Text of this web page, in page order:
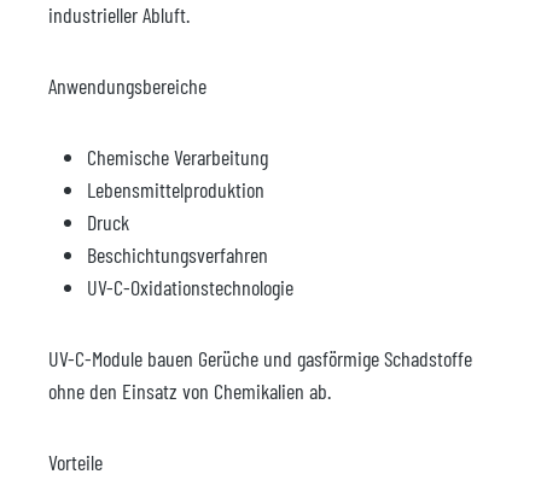
industrieller Abluft.
Anwendungsbereiche
Chemische Verarbeitung
Lebensmittelproduktion
Druck
Beschichtungsverfahren
UV-C-Oxidationstechnologie
UV-C-Module bauen Gerüche und gasförmige Schadstoffe
ohne den Einsatz von Chemikalien ab.
Vorteile